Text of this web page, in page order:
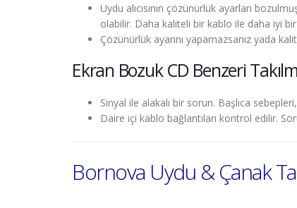
Uydu alıcısının çözünürlük ayarları
olabilir. Daha kaliteli bir kablo ile daha iyi
Çözünürlük ayarını yapamazsanız yada
Ekran Bozuk CD Benzeri
Sinyal ile alakalı bir sorun. Başlıca
Daire içi kablo bağlantıları kontrol edilir.
Bornova Uydu & Çanak